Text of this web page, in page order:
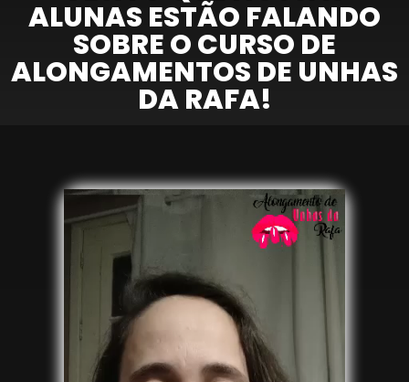
ALUNAS ESTÃO FALANDO
SOBRE O CURSO DE
ALONGAMENTOS DE UNHAS
DA RAFA!